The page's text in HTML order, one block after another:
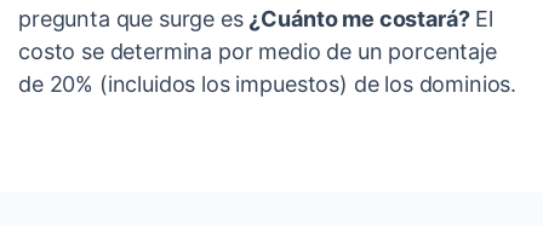
pregunta que surge es ¿Cuánto me costará?El
costo se determina por medio de un porcentaje
de 20% (incluidos los impuestos) de los dominios.